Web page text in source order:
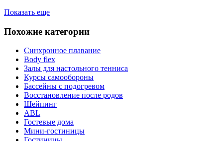
Показать еще
Похожие категории
Синхронное плавание
Body flex
Залы для настольного тенниса
Курсы самообороны
Бассейны с подогревом
Восстановление после родов
Шейпинг
ABL
Гостевые дома
Мини-гостиницы